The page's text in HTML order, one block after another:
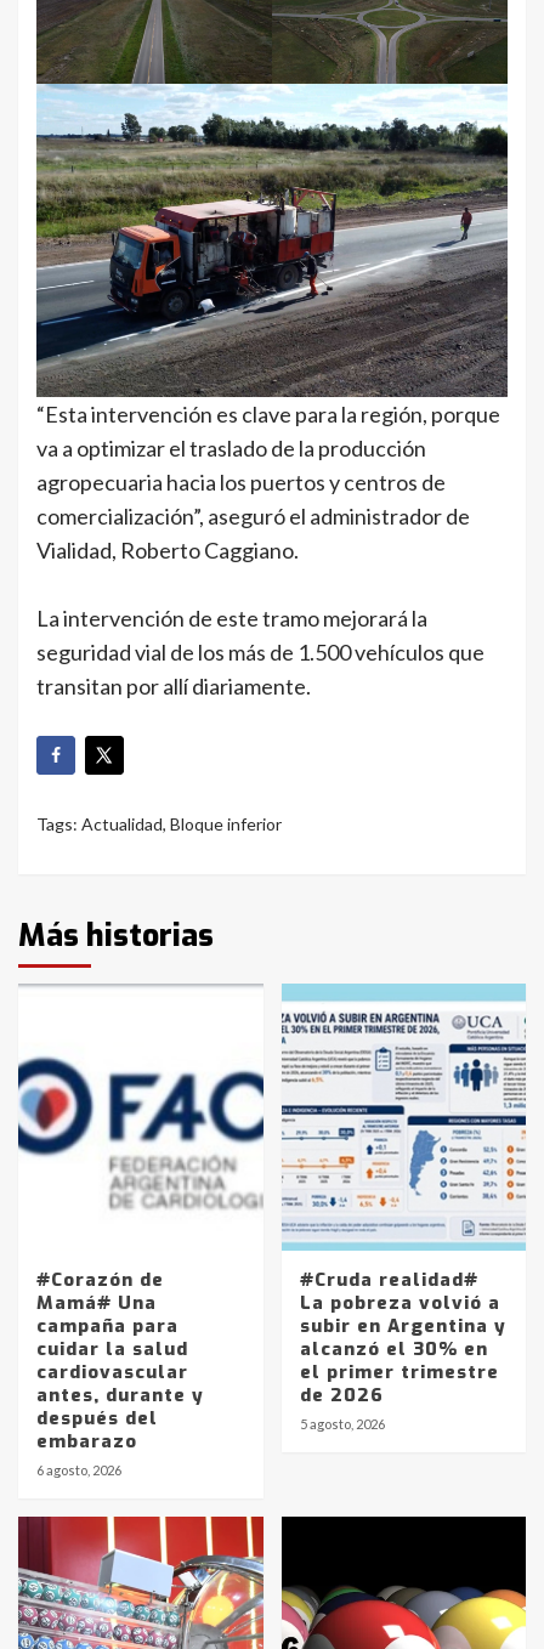
“Esta intervención es clave para la región, porque
va a optimizar el traslado de la producción
agropecuaria hacia los puertos y centros de
comercialización”, aseguró el administrador de
Vialidad, Roberto Caggiano.
La intervención de este tramo mejorará la
seguridad vial de los más de 1.500 vehículos que
transitan por allí diariamente.
Tags: Actualidad, Bloque inferior
Más historias
#Corazón de
Mamá# Una
campaña para
cuidar la salud
cardiovascular
antes, durante y
después del
embarazo
6 agosto, 2026
#Cruda realidad#
La pobreza volvió a
subir en Argentina y
alcanzó el 30% en
el primer trimestre
de 2026
5 agosto, 2026